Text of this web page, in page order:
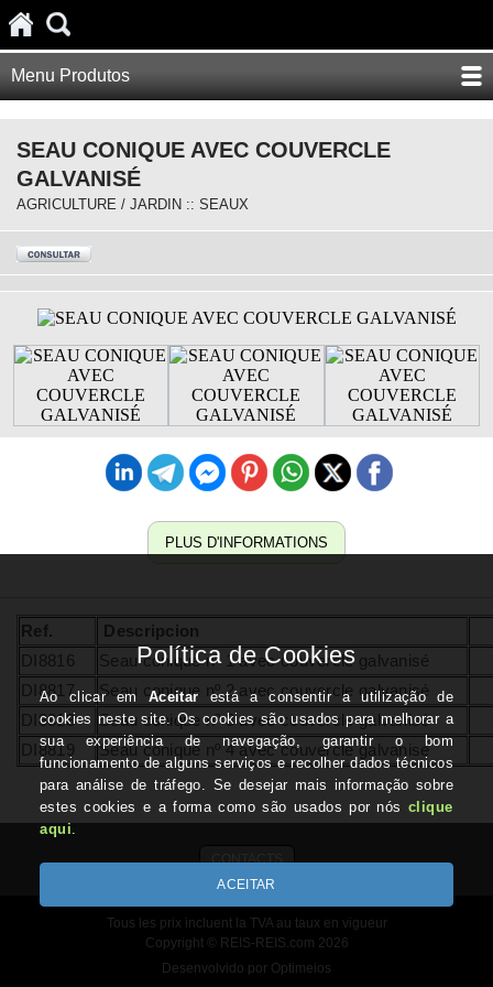
Menu Produtos
SEAU CONIQUE AVEC COUVERCLE
GALVANISÉ
AGRICULTURE / JARDIN :: SEAUX
PLUS D'INFORMATIONS
Ref. Descripcion
DI8816
Seau conique nº 1 avec couvercle galvanisé
DI8817
Seau conique nº 2 avec couvercle galvanisé
DI8818
Seau conique nº 3 avec couvercle galvanisé
DI8819
Seau conique nº 4 avec couvercle galvanisé
CONTACTS
Tous les prix incluent la TVA au taux en vigueur
Copyright © REIS-REIS.com 2026
Desenvolvido por Optimeios